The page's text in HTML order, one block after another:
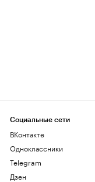
Социальные сети
ВКонтакте
Одноклассники
Telegram
Дзен